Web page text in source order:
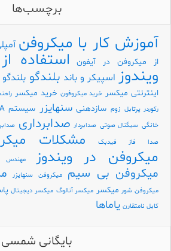
برچسب‌ها
آموزش کار با میکروفن
از میکروفن در آیفون
استفاده
ویندوز اسپیکر و باند بلندگو
اینترنتی میکسر خرید میکروفون خرید میکسر
رکوردر پرتابل زوم سازدهنی سنهایزر سیستم PA
خانگی سیگنال صوتی صدابردار صدابرداری
صدا
فاز فیدبک مشکلات
میکروفن در ویندوز
مهندس
میکروفن بی سیم میکروفن سنهایزر
میکروفن شور میکسر میکسر آنالوگ میکسر دیجیتال
کابل نامتقارن یاماها
بایگانی شمسی